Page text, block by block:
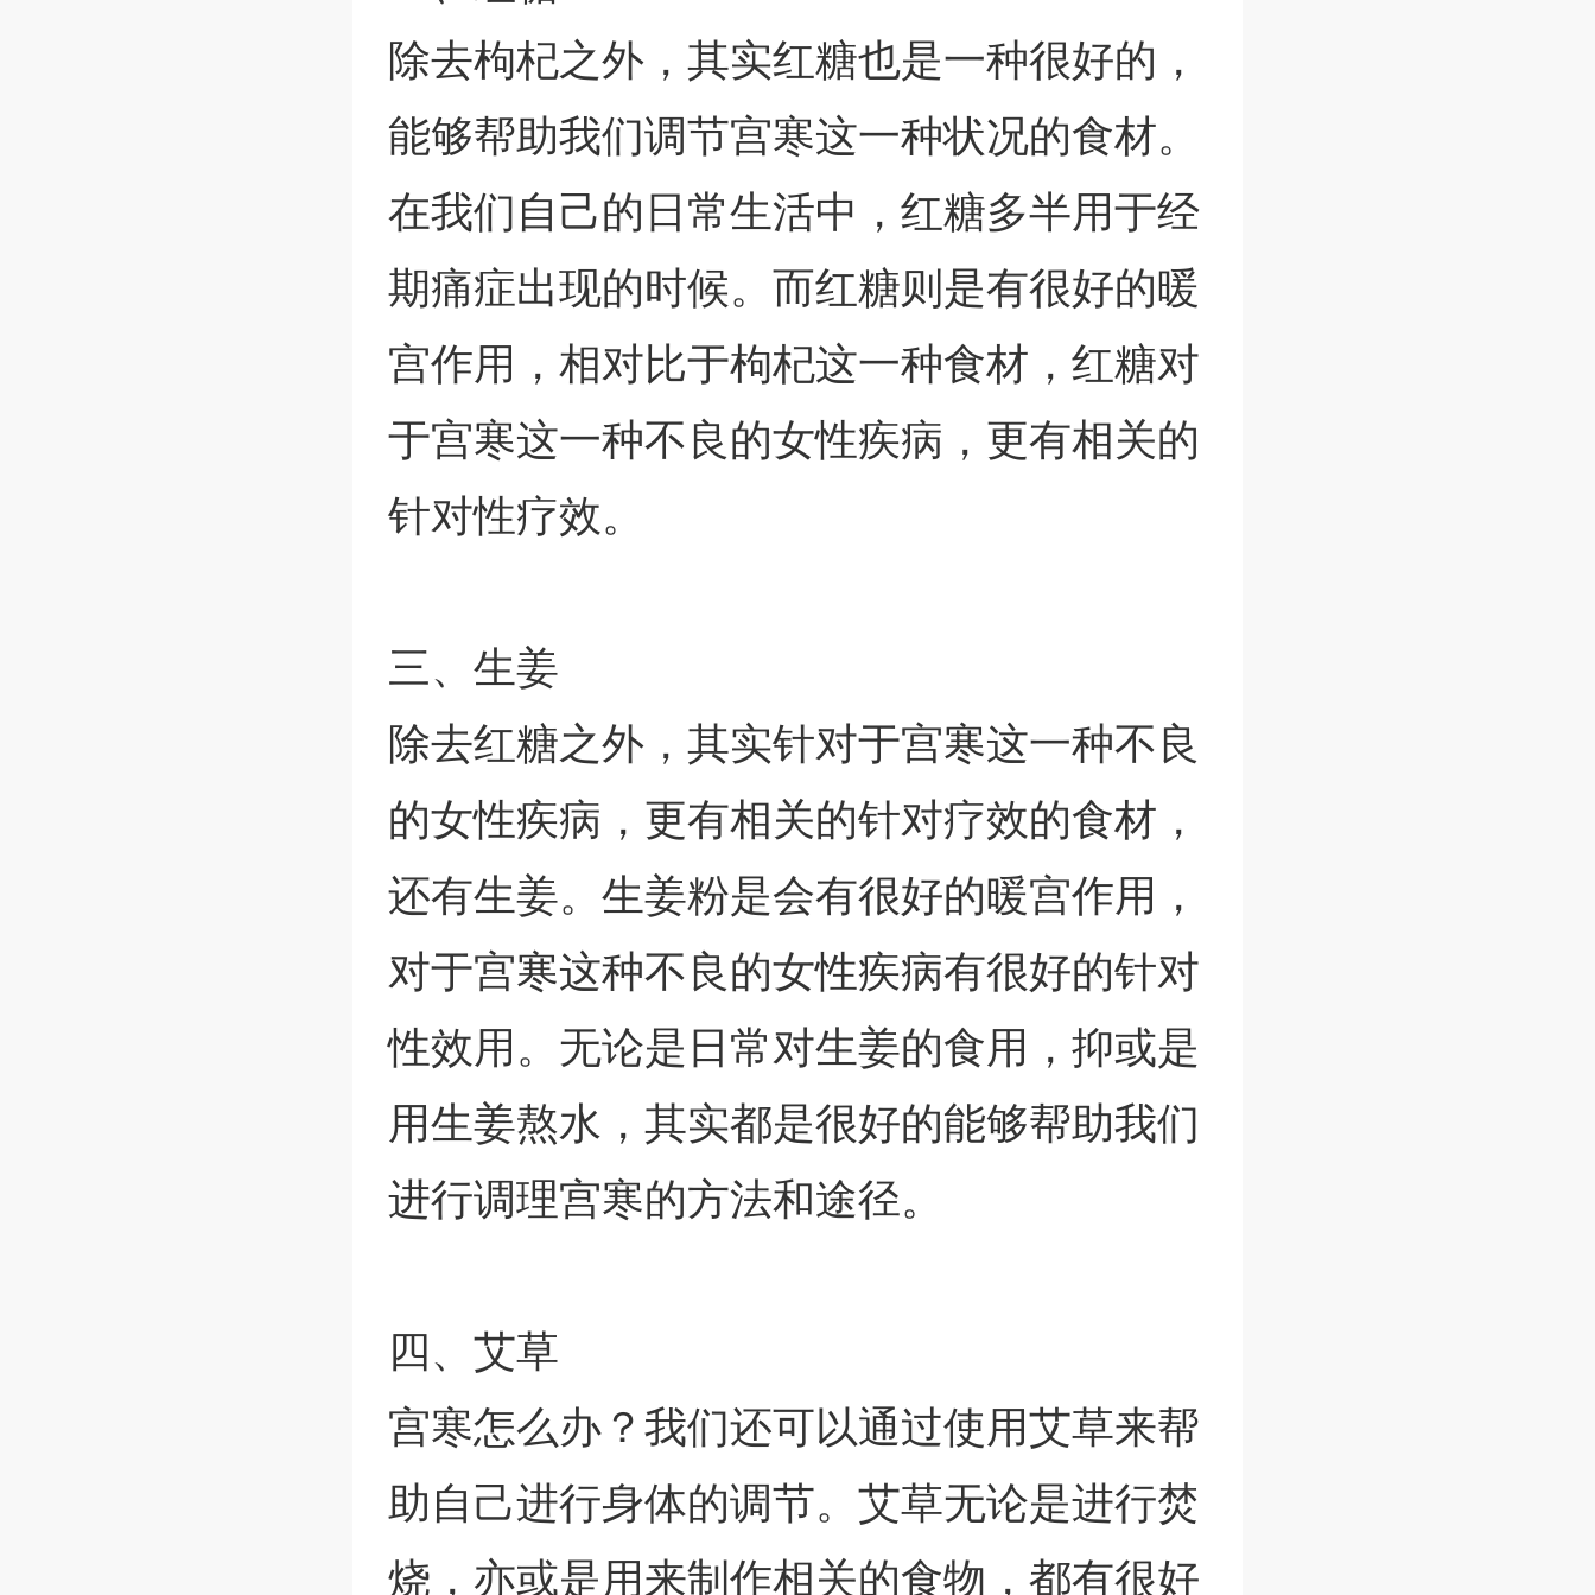
除去枸杞之外，其实红糖也是一种很好的，
能够帮助我们调节宫寒这一种状况的食材。
在我们自己的日常生活中，红糖多半用于经
期痛症出现的时候。而红糖则是有很好的暖
宫作用，相对比于枸杞这一种食材，红糖对
于宫寒这一种不良的女性疾病，更有相关的
针对性疗效。
三、生姜
除去红糖之外，其实针对于宫寒这一种不良
的女性疾病，更有相关的针对疗效的食材，
还有生姜。生姜粉是会有很好的暖宫作用，
对于宫寒这种不良的女性疾病有很好的针对
性效用。无论是日常对生姜的食用，抑或是
用生姜熬水，其实都是很好的能够帮助我们
进行调理宫寒的方法和途径。
四、艾草
宫寒怎么办？我们还可以通过使用艾草来帮
助自己进行身体的调节。艾草无论是进行焚
烧，亦或是用来制作相关的食物，都有很好